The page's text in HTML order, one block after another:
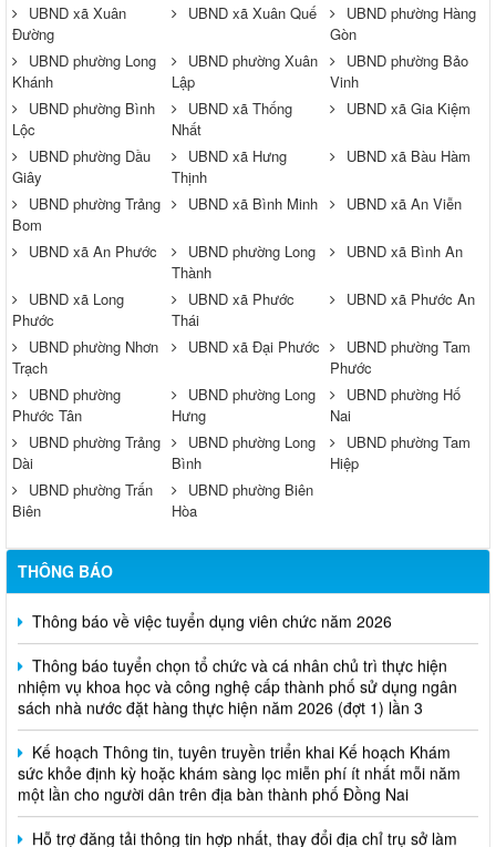
UBND xã Xuân
Đường
UBND xã Xuân Quế
UBND phường Hàng
Gòn
UBND phường Long
Khánh
UBND phường Xuân
Lập
UBND phường Bảo
Vinh
UBND phường Bình
Lộc
UBND xã Thống
Nhất
UBND xã Gia Kiệm
UBND phường Dầu
Giây
UBND xã Hưng
Thịnh
UBND xã Bàu Hàm
UBND phường Trảng
Bom
UBND xã Bình Minh UBND xã An Viễn
UBND xã An Phước
UBND phường Long
Thành
UBND xã Bình An
UBND xã Long
Phước
UBND xã Phước
Thái
UBND xã Phước An
UBND phường Nhơn
Trạch
UBND xã Đại Phước
UBND phường Tam
Phước
UBND phường
Phước Tân
UBND phường Long
Hưng
UBND phường Hố
Nai
UBND phường Trảng
Dài
UBND phường Long
Bình
UBND phường Tam
Hiệp
UBND phường Trấn
Biên
UBND phường Biên
Hòa
THÔNG BÁO
Thông báo tuyển chọn tổ chức và cá nhân chủ trì thực hiện
nhiệm vụ khoa học và công nghệ cấp thành phố sử dụng ngân
sách nhà nước đặt hàng thực hiện năm 2026 (đợt 1) lần 3
Kế hoạch Thông tin, tuyên truyền triển khai Kế hoạch Khám
sức khỏe định kỳ hoặc khám sàng lọc miễn phí ít nhất mỗi năm
một lần cho người dân trên địa bàn thành phố Đồng Nai
Hỗ trợ đăng tải thông tin hợp nhất, thay đổi địa chỉ trụ sở làm
việc